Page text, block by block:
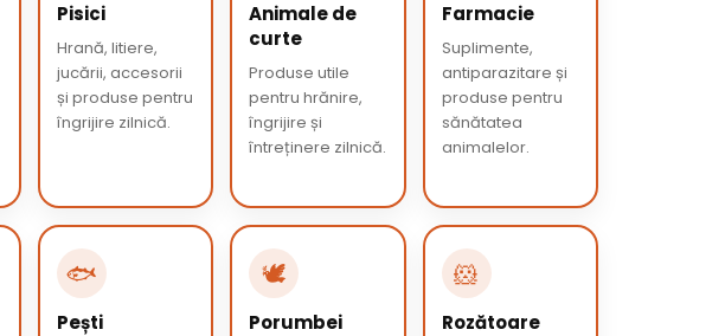
Pisici
Hrană, litiere,
jucării, accesorii
și produse pentru
îngrijire zilnică.
Animale de
curte
Produse utile
pentru hrănire,
îngrijire și
întreținere zilnică.
Farmacie
Suplimente,
antiparazitare și
produse pentru
sănătatea
animalelor.
🐟
Pești
🕊️
Porumbei
🐹
Rozătoare